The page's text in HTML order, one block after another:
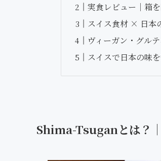
実食レビュー｜箱
スイス食材 × 日本
ヴィーガン・グル
スイスで日本の味
Shima-Tsuganとは？